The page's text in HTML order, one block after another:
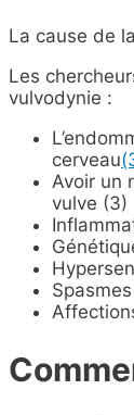
La cause de
Les
vulvodynie :
cerveau
Avoir un
vulve (3)